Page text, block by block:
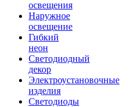
освещения
Наружное
освещение
Гибкий
неон
Светодиодный
декор
Электроустановочные
изделия
Светодиоды